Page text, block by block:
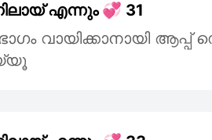
എന്നും 💞 31
വായിക്കാനായി